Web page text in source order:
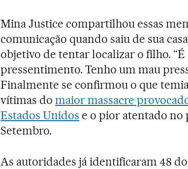
Mina Justice compartilhou essas
comunicação quando saiu de sua
objetivo de tentar localizar o filho.
pressentimento. Tenho um mau
Finalmente se confirmou o que
vítimas domaior massacre
Estados Unidos e o pior atentado no
Setembro.
As autoridades já identificaram 48